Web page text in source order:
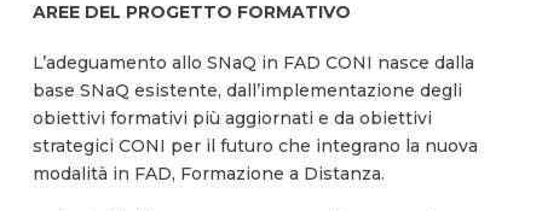
AREE DEL PROGETTO FORMATIVO
L’adeguamento allo SNaQ in FAD CONI nasce dalla
base SNaQ esistente, dall’implementazione degli
obiettivi formativi più aggiornati e da obiettivi
strategici CONI per il futuro che integrano la nuova
modalità in FAD, Formazione a Distanza.